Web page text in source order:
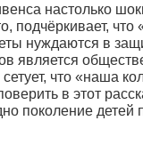
настолько
подчёркивает, что
нуждаются в
является
что «наша
в этот
поколение детей